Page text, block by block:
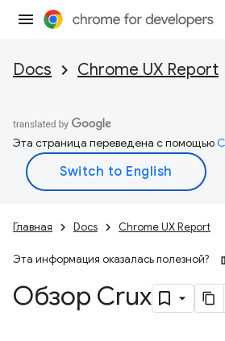
Docs Chrome UX Report
Эта страница переведена с помощью
Главная Docs Chrome UX Report
Эта информация оказалась полезной?
Обзор Crux